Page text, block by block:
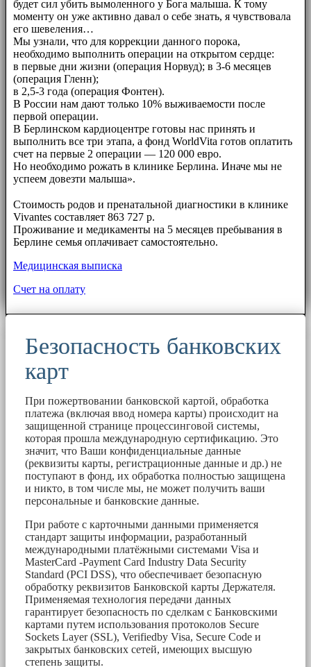
будет сил убить вымоленного у Бога малыша. К тому
моменту он уже активно давал о себе знать, я чувствовала
его шевеления…
Мы узнали, что для коррекции данного порока,
необходимо выполнить операции на открытом сердце:
в первые дни жизни (операция Норвуд); в 3-6 месяцев
(операция Гленн);
в 2,5-3 года (операция Фонтен).
В России нам дают только 10% выживаемости после
первой операции.
В Берлинском кардиоцентре готовы нас принять и
выполнить все три этапа, а фонд WorldVita готов оплатить
счет на первые 2 операции — 120 000 евро.
Но необходимо рожать в клинике Берлина. Иначе мы не
успеем довезти малыша».
Стоимость родов и пренатальной диагностики в клинике
Vivantes составляет 863 727 р.
Проживание и медикаменты на 5 месяцев пребывания в
Берлине семья оплачивает самостоятельно.
Медицинская выписка
Счет на оплату
Безопасность банковских
карт
При пожертвовании банковской картой, обработка
платежа (включая ввод номера карты) происходит на
защищенной странице процессинговой системы,
которая прошла международную сертификацию. Это
значит, что Ваши конфиденциальные данные
(реквизиты карты, регистрационные данные и др.) не
поступают в фонд, их обработка полностью защищена
и никто, в том числе мы, не может получить ваши
персональные и банковские данные.
При работе с карточными данными применяется
стандарт защиты информации, разработанный
международными платёжными системами Visa и
MasterCard -Payment Card Industry Data Security
Standard (PCI DSS), что обеспечивает безопасную
обработку реквизитов Банковской карты Держателя.
Применяемая технология передачи данных
гарантирует безопасность по сделкам с Банковскими
картами путем использования протоколов Secure
Sockets Layer (SSL), Verifiedby Visa, Secure Code и
закрытых банковских сетей, имеющих высшую
степень защиты.